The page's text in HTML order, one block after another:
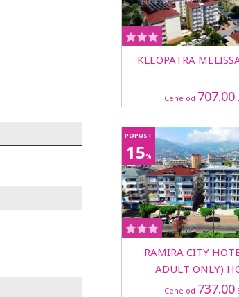
KLEOPATRA
Cene od 707.00
POPUST
15%
RAMIRA CITY
ADULT ONLY)
Cene od 737.00